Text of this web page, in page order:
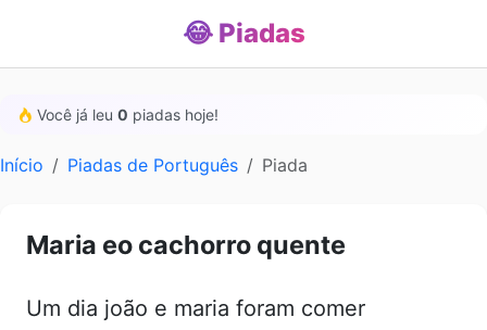
😂 Piadas
Você já leu 0 piadas hoje!
Início Piadas de Português Piada
Maria eo cachorro quente
Um dia joão e maria foram comer